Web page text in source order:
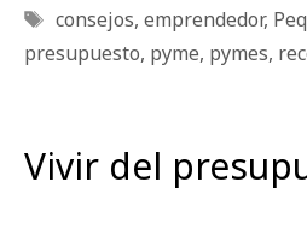
Etiquetas
consejos, emprendedor,
presupuesto, pyme, pymes,
Vivir del